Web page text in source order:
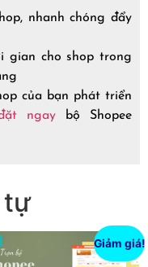
nhanh chóng đẩy
gian cho shop trong
của bạn phát triển
ngay bộ Shopee
tự
Giảm giá!